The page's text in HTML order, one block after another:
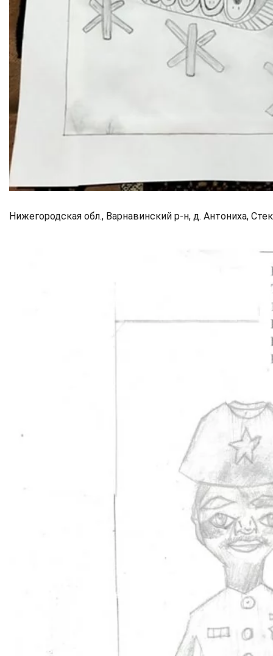
Нижегородская обл., Варнавинский р-н, д. Антониха,